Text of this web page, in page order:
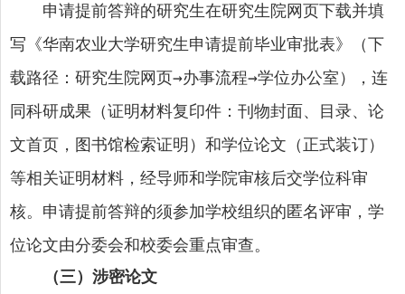
申请提前答辩的研究生在研究生院网页下载并填
写《华南农业大学研究生申请提前毕业审批表》（下
载路径：研究生院网页→办事流程→学位办公室），连
同科研成果（证明材料复印件：刊物封面、目录、论
文首页，图书馆检索证明）和学位论文（正式装订）
等相关证明材料，经导师和学院审核后交学位科审
核。申请提前答辩的须参加学校组织的匿名评审，学
位论文由分委会和校委会重点审查。
（三）涉密论文